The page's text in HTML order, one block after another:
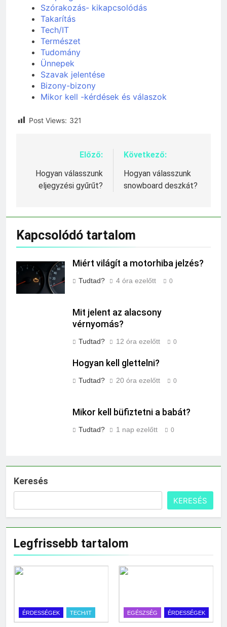
Szórakozás- kikapcsolódás
Takarítás
Tech/IT
Természet
Tudomány
Ünnepek
Szavak jelentése
Bizony-bizony
Mikor kell -kérdések és válaszok
Post Views: 321
Bejegyzés
navigáció
Előző:
Hogyan válasszunk
eljegyzési gyűrűt?
Következő:
Hogyan válasszunk
snowboard deszkát?
Kapcsolódó tartalom
Miért világít a motorhiba jelzés?
Tudtad? 4 óra ezelőtt 0
Mit jelent az alacsony
vérnyomás?
Tudtad? 12 óra ezelőtt 0
Hogyan kell glettelni?
Tudtad? 20 óra ezelőtt 0
Mikor kell büfiztetni a babát?
Tudtad? 1 nap ezelőtt 0
Keresés
KERESÉS
Legfrissebb tartalom
ÉRDESSÉGEK TECH/IT EGÉSZSÉG ÉRDESSÉGEK